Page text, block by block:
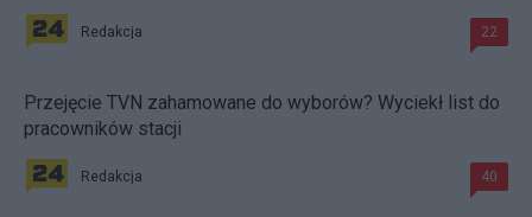
Redakcja 22
Przejęcie TVN zahamowane do wyborów? Wyciekł list do
pracowników stacji
Redakcja 40